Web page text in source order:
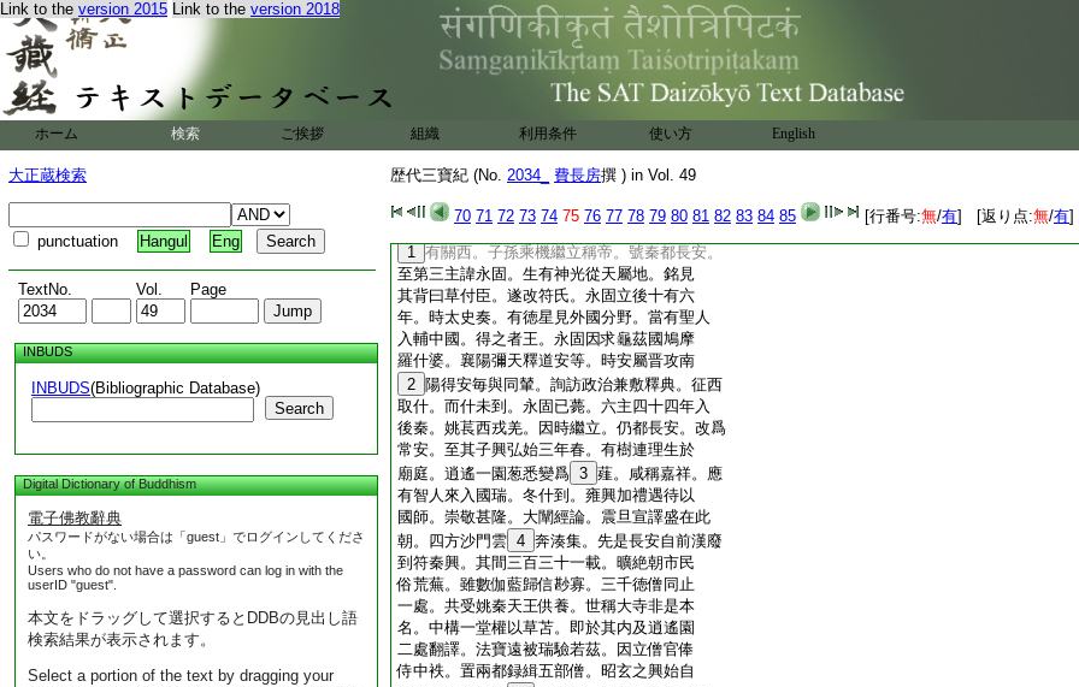
Link to the version 2015 Link to the version 2018
ホーム 検索 ご挨拶 組織 利用条件 使い方 English
大正蔵検索
punctuation Hangul Eng
TextNo. Vol. Page
INBUDS
INBUDS(Bibliographic Database)
Search
Digital Dictionary of Buddhism
電子佛教辭典
パスワードがない場合は「guest」でログインしてくださ
い。
Users who do not have a password can log in with the
userID "guest".
本文をドラッグして選択するとDDBの見出し語
検索結果が表示されます。
Select a portion of the text by dragging your
歴代三寶紀 (No. 2034_ 費長房撰 ) in Vol. 49
70 71 72 73 74 75 76 77 78 79 80 81 82 83 84 85 [行番号:無/有] [返り点:無/有]
東晋
譯經 24
苻
＊開皇十七年翻經學士臣費長房上
前後二秦＊苻姚世録者。此等亦是權覇時君
弘法主也。自晋室渡江匈奴焚雒。伊
涇渭
非復帝京。夫子有云。四夷交侵中國微矣。其
在斯乎。 25 符健本氏武都人也。因二趙亂據
1 有關西。子孫乘機繼立稱帝。號秦都長安。
至第三主諱永固。生有神光從天屬地。銘見
其背曰草付臣。遂改符氏。永固立後十有六
年。時太史奏。有徳星見外國分野。當有聖人
入輔中國。得之者王。永固因求龜茲國鳩摩
羅什婆。襄陽彌天釋道安等。時安屬晋攻南
2 陽得安毎與同輦。詢訪政治兼敷釋典。征西
取什。而什未到。永固已薨。六主四十四年入
後秦。姚萇西戎羌。因時繼立。仍都長安。改爲
常安。至其子興弘始三年春。有樹連理生於
廟庭。逍遙一園葱悉變爲 3 薤。咸稱嘉祥。應
有智人來入國瑞。冬什到。雍興加禮遇待以
國師。崇敬甚隆。大闡經論。震旦宣譯盛在此
朝。四方沙門雲 4 奔湊集。先是長安自前漢廢
到符秦興。其間三百三十一載。曠絶朝市民
俗荒蕪。雖數伽藍歸信尠寡。三千徳僧同止
一處。共受姚秦天王供養。世稱大寺非是本
名。中構一堂權以草苫。即於其内及逍遙園
二處翻譯。法寶遠被瑞驗若茲。因立僧官俸
侍中袟。置兩都録緝五部僧。昭玄之興始自